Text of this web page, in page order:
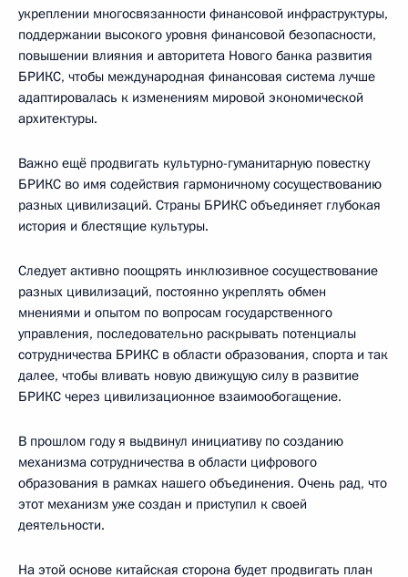
укреплении многосвязанности финансовой инфраструктуры,
поддержании высокого уровня финансовой безопасности,
повышении влияния и авторитета Нового банка развития
БРИКС, чтобы международная финансовая система лучше
адаптировалась к изменениям мировой экономической
архитектуры.
Важно ещё продвигать культурно-гуманитарную повестку
БРИКС во имя содействия гармоничному сосуществованию
разных цивилизаций. Страны БРИКС объединяет глубокая
история и блестящие культуры.
Следует активно поощрять инклюзивное сосуществование
разных цивилизаций, постоянно укреплять обмен
мнениями и опытом по вопросам государственного
управления, последовательно раскрывать потенциалы
сотрудничества БРИКС в области образования, спорта и так
далее, чтобы вливать новую движущую силу в развитие
БРИКС через цивилизационное взаимообогащение.
В прошлом году я выдвинул инициативу по созданию
механизма сотрудничества в области цифрового
образования в рамках нашего объединения. Очень рад, что
этот механизм уже создан и приступил к своей
деятельности.
На этой основе китайская сторона будет продвигать план